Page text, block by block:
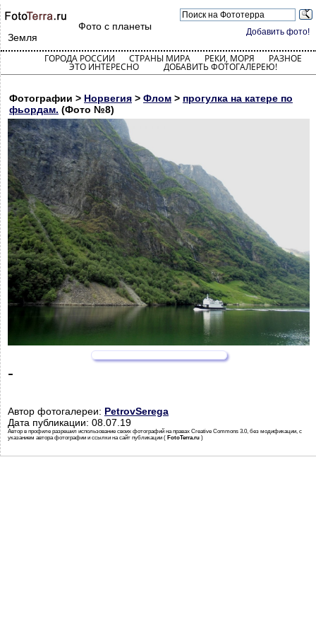
Добавить фото!
Фото с планеты
Земля
ГОРОДА РОССИИ СТРАНЫ МИРА РЕКИ, МОРЯ РАЗНОЕ
ЭТО ИНТЕРЕСНО ДОБАВИТЬ ФОТОГАЛЕРЕЮ!
Фотографии > Норвегия > Флом > прогулка на катере по
фьордам. (Фото №8)
-
Автор фотогалереи: PetrovSerega
Дата публикации: 08.07.19
Автор в профиле разрешил использование своих фотографий на правах Creative Commons 3.0, без модификации, с
указанием автора фотографии и ссылки на сайт публикации ( FotoTerra.ru )